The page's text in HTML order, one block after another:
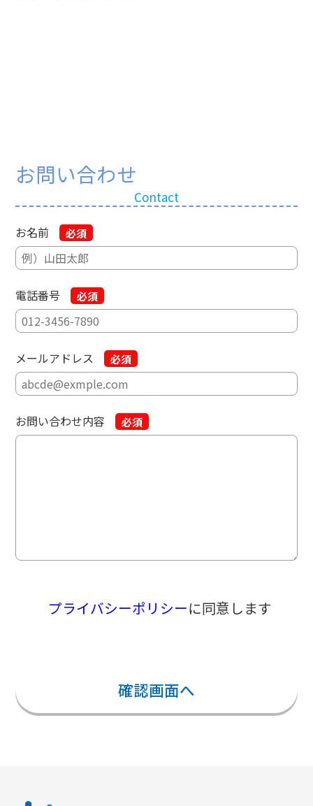
お問い合わせ
Contact
お名前 必須
電話番号 必須
メールアドレス 必須
お問い合わせ内容 必須
プライバシーポリシーに同意します
確認画面へ